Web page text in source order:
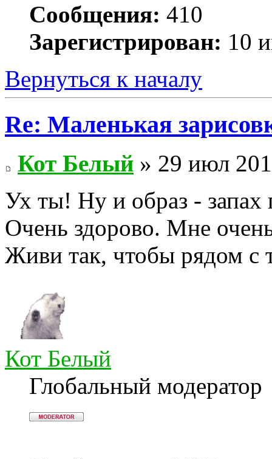
Сообщения: 410
Зарегистрирован: 10
Вернуться к началу
Re: Маленькая
Кот Белый » 29 июл
Ух ты! Ну и образ - запах
Очень здорово. Мне
Живи так, чтобы рядом с
Кот Белый
Глобальный модератор